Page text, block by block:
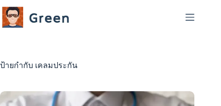
to
content
ป้ายกำกับ เคลมประกัน